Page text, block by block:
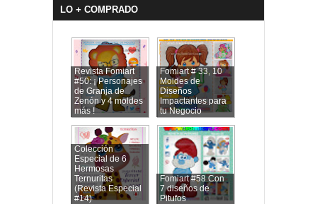
LO + COMPRADO
Revista Fomiart
#50: ¡ Personajes
de Granja de
Zenón y 4 moldes
más !
Fomiart # 33, 10
Moldes de
Diseños
Impactantes para
tu Negocio
Colección
Especial de 6
Hermosas
Ternuritas
(Revista Especial
#14)
Fomiart #58 Con
7 diseños de
Pitufos